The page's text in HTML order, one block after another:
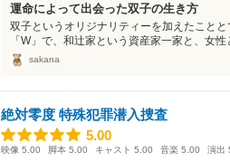
運命によって出会った双子の生き方
双子というオリジナリティーを加えたこと
「W」で、和辻家という資産家一家と、女
sakana
絶対零度 特殊犯罪潜入捜査
5.00
5.00
映像 5.00 脚本 5.00 キャスト 5.00 音楽 5.00 演出